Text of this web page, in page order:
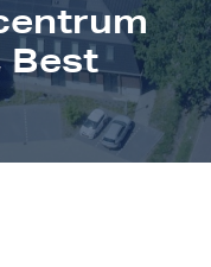
Best